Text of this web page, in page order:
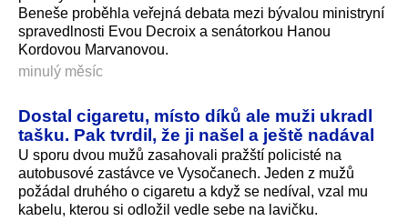
Beneše proběhla veřejná debata mezi bývalou ministryní
spravedlnosti Evou Decroix a senátorkou Hanou
Kordovou Marvanovou.
minulý měsíc
Dostal cigaretu, místo díků ale muži ukradl
tašku. Pak tvrdil, že ji našel a ještě nadával
U sporu dvou mužů zasahovali pražští policisté na
autobusové zastávce ve Vysočanech. Jeden z mužů
požádal druhého o cigaretu a když se nedíval, vzal mu
kabelu, kterou si odložil vedle sebe na lavičku.